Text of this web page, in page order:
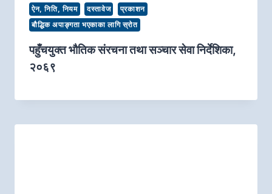
ऐन, निति, नियम दस्तावेज
प्रकाशन
बौद्धिक अपाङ्गता भएकाका लागि स्रोत
पहुँचयुक्त भौतिक संरचना तथा सञ्चार सेवा निर्देशिका,
२०६९